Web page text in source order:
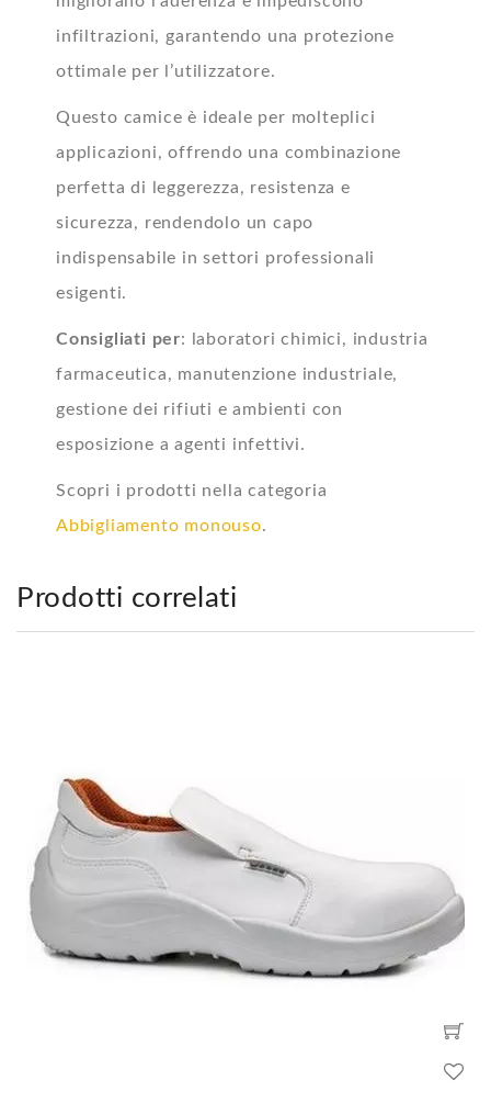
infiltrazioni, garantendo una protezione
ottimale per l’utilizzatore.
Questo camice è ideale per molteplici
applicazioni, offrendo una combinazione
perfetta di leggerezza, resistenza e
sicurezza, rendendolo un capo
indispensabile in settori professionali
esigenti.
Consigliati per: laboratori chimici, industria
farmaceutica, manutenzione industriale,
gestione dei rifiuti e ambienti con
esposizione a agenti infettivi.
Scopri i prodotti nella categoria
Abbigliamento monouso.
Prodotti correlati